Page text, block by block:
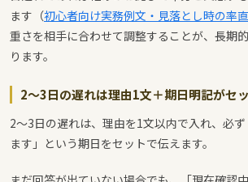
ます（初心者向け実務例文・見落とし時の率
重さを相手に合わせて調整することが、長期
ります。
2〜3日の遅れは理由1文＋期日明記がセ
2〜3日の遅れは、理由を1文以内で入れ、必
ます」という期日をセットで伝えます。